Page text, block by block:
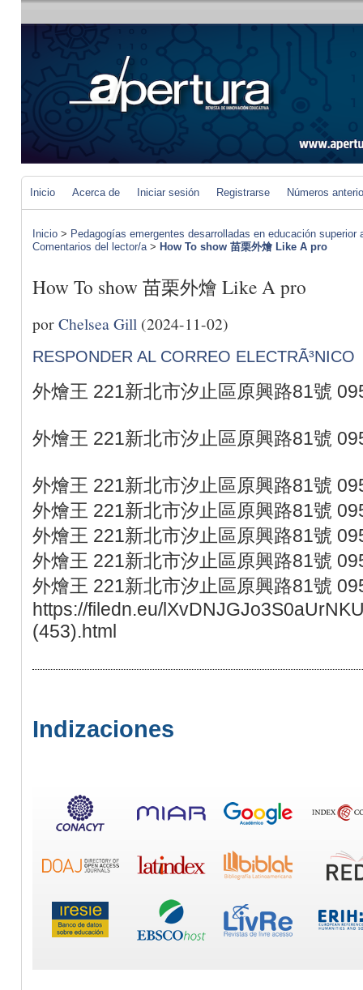
Inicio Acerca de Iniciar sesión Registrarse Números
Inicio > Pedagogías emergentes desarrolladas en educación
Comentarios del lector/a> How To show 苗栗外燴 Like A pro
How To show 苗栗外燴 Like A pro
porChelsea Gill (2024-11-02)
RESPONDER AL CORREO ELECTRÃ³NICO
外燴王 221新北市汐止區原興路81號
外燴王 221新北市汐止區原興路81號
外燴王 221新北市汐止區原興路81號
外燴王 221新北市汐止區原興路81號
外燴王 221新北市汐止區原興路81號
外燴王 221新北市汐止區原興路81號
外燴王 221新北市汐止區原興路81號
https://filedn.eu/
(453).html
Indizaciones